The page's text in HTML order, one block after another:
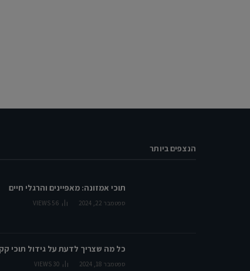
הנצפים ביותר
תוכי אמזונה: מאפיינים והרגלי חיים
ספטמבר 22, 2024 56
VIEWS
כל מה שצריך לדעת על גידול תוכי
ספטמבר 18, 2024 30
VIEWS